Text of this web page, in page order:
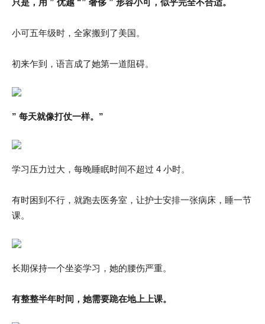
只是，用 ” 优越 “” 奢侈 ” 形容小可，似乎完全不合适。
小可五年级时，全家搬到了美国。
初来乍到，语言成了她第一道阻碍。
” 每天就像打仗一样。”
学习压力过大，每晚睡眠时间不超过 4 小时。
有时困到不行，就跑去医务室，让护士安排一张病床，睡一节
课。
长期保持一个坐姿学习，她的腰伤严重。
有整整半年时间，她需要跪在地上上课。